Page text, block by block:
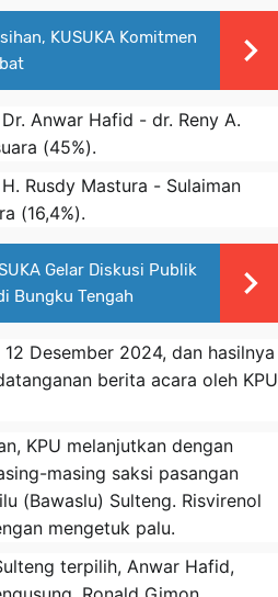
KUSUKA Komitmen
Anwar Hafid - dr. Reny A.
(45%).
Rusdy Mastura - Sulaiman
(16,4%).
Gelar Diskusi Publik
Bungku Tengah
Desember 2024, dan hasilnya
berita acara oleh KPU
KPU melanjutkan dengan
masing saksi pasangan
(Bawaslu) Sulteng. Risvirenol
mengetuk palu.
terpilih, Anwar Hafid,